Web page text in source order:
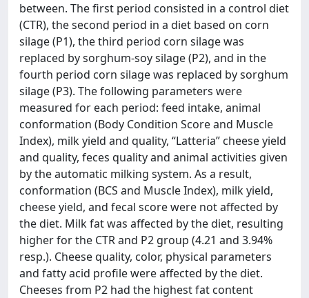
between. The first period consisted in a control diet
(CTR), the second period in a diet based on corn
silage (P1), the third period corn silage was
replaced by sorghum-soy silage (P2), and in the
fourth period corn silage was replaced by sorghum
silage (P3). The following parameters were
measured for each period: feed intake, animal
conformation (Body Condition Score and Muscle
Index), milk yield and quality, “Latteria” cheese yield
and quality, feces quality and animal activities given
by the automatic milking system. As a result,
conformation (BCS and Muscle Index), milk yield,
cheese yield, and fecal score were not affected by
the diet. Milk fat was affected by the diet, resulting
higher for the CTR and P2 group (4.21 and 3.94%
resp.). Cheese quality, color, physical parameters
and fatty acid profile were affected by the diet.
Cheeses from P2 had the highest fat content